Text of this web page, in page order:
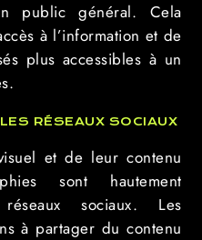
public général. Cela
à l’information et de
plus accessibles à un
RÉSEAUX SOCIAUX
et de leur contenu
sont hautement
sociaux. Les
à partager du contenu